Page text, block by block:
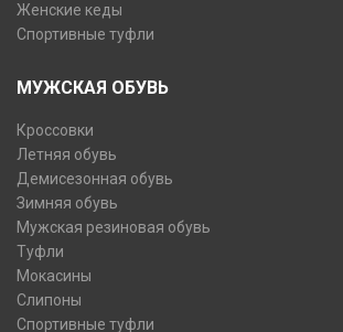
Женские кеды
Спортивные туфли
МУЖСКАЯ ОБУВЬ
Кроссовки
Летняя обувь
Демисезонная обувь
Зимняя обувь
Мужская резиновая обувь
Туфли
Мокасины
Слипоны
Спортивные туфли